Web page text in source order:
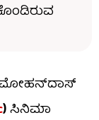
ಮೋಹನ್‌ದಾಸ್
)ಸಿನಿಮಾ